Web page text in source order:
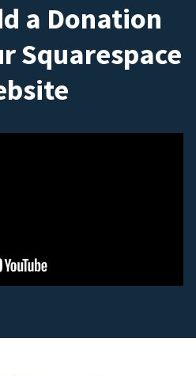
a Donation
Squarespace